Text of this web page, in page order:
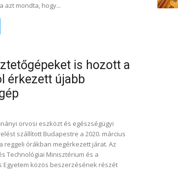
azt mondta, hogy...
is hozott a
érkezett újabb
orvosi eszközt és egészségügyi
szállított Budapestre a 2020. március
reggeli órákban megérkezett járat. Az
Technológiai Minisztérium és a
Egyetem közös beszerzésének részét